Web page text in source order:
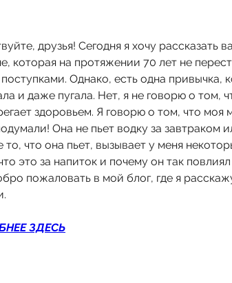
друзья! Сегодня я хочу рассказать
которая на протяжении 70 лет не
Однако, есть одна привычка,
и даже пугала. Нет, я не говорю о том,
здоровьем. Я говорю о том, что моя
Она не пьет водку за завтраком
что она пьет, вызывает у меня
это за напиток и почему он так
пожаловать в мой блог, где я
ЗДЕСЬ